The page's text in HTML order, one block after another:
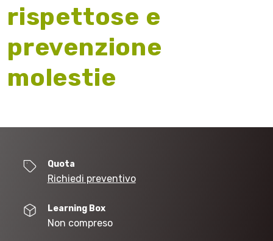
rispettose e
prevenzione
molestie
Quota
Richiedi preventivo
Learning Box
Non compreso